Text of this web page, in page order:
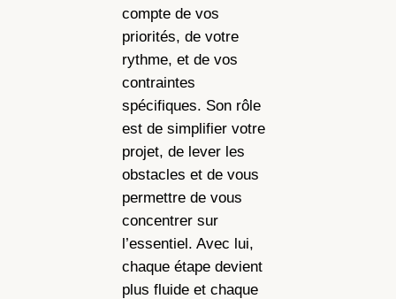
compte de vos
priorités, de votre
rythme, et de vos
contraintes
spécifiques. Son rôle
est de simplifier votre
projet, de lever les
obstacles et de vous
permettre de vous
concentrer sur
l’essentiel. Avec lui,
chaque étape devient
plus fluide et chaque